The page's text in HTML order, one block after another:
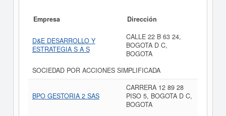
Empresa Dirección
D&E DESARROLLO Y
ESTRATEGIA S A S
CALLE 22 B 63 24,
BOGOTA D C,
BOGOTA
SOCIEDAD POR ACCIONES SIMPLIFICADA
BPO GESTORIA 2 SAS
CARRERA 12 89 28
PISO 5, BOGOTA D C,
BOGOTA